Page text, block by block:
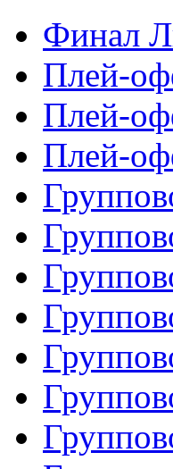
Финал
Плей-
Плей-
Плей-